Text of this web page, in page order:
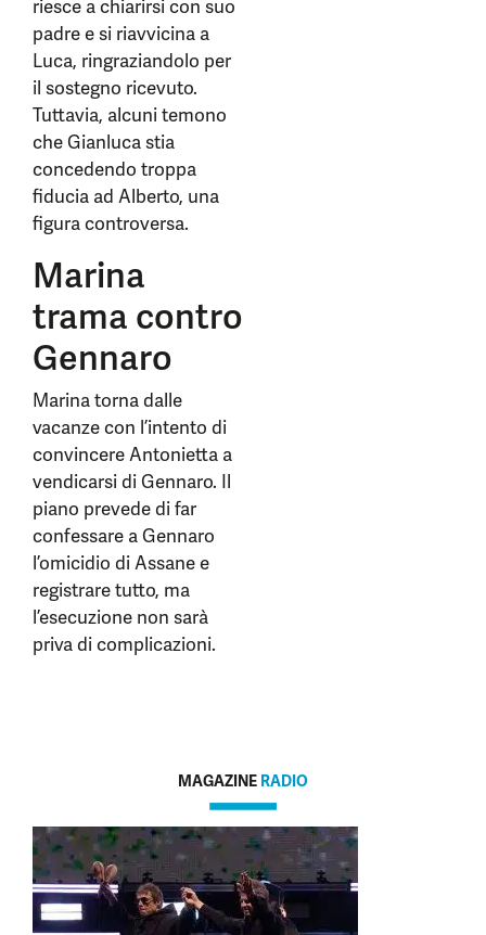
riesce a chiarirsi con suo
padre e si riavvicina a
Luca, ringraziandolo per
il sostegno ricevuto.
Tuttavia, alcuni temono
che Gianluca stia
concedendo troppa
fiducia ad Alberto, una
figura controversa.
Marina
trama contro
Gennaro
Marina torna dalle
vacanze con l’intento di
convincere Antonietta a
vendicarsi di Gennaro. Il
piano prevede di far
confessare a Gennaro
l’omicidio di Assane e
registrare tutto, ma
l’esecuzione non sarà
priva di complicazioni.
MAGAZINE RADIO